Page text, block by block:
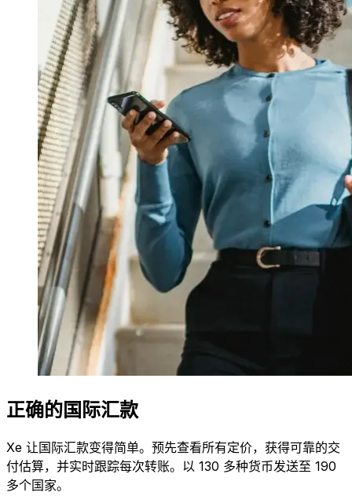
正确的国际汇款
Xe 让国际汇款变得简单。预先查看所有定价，获得可靠的交
付估算，并实时跟踪每次转账。以 130 多种货币发送至 190
多个国家。